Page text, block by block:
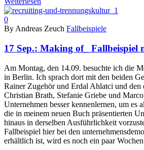
0
By Andreas Zeuch Fallbeispiele
17 Sep.: Making of_ Fallbeispiel
Am Montag, den 14.09. besuchte ich die
in Berlin. Ich sprach dort mit den beiden
Rainer Zugehör und Erdal Ahlatci und den
Christian Brath, Stefanie Griebe und
Unternehmen besser kennenlernen, um es
die in meinem neuen Buch präsentierten
hinaus in derselben Ausführlichkeit
Fallbeispiel hier bei den
erhältlich ist, wird es noch ein paar